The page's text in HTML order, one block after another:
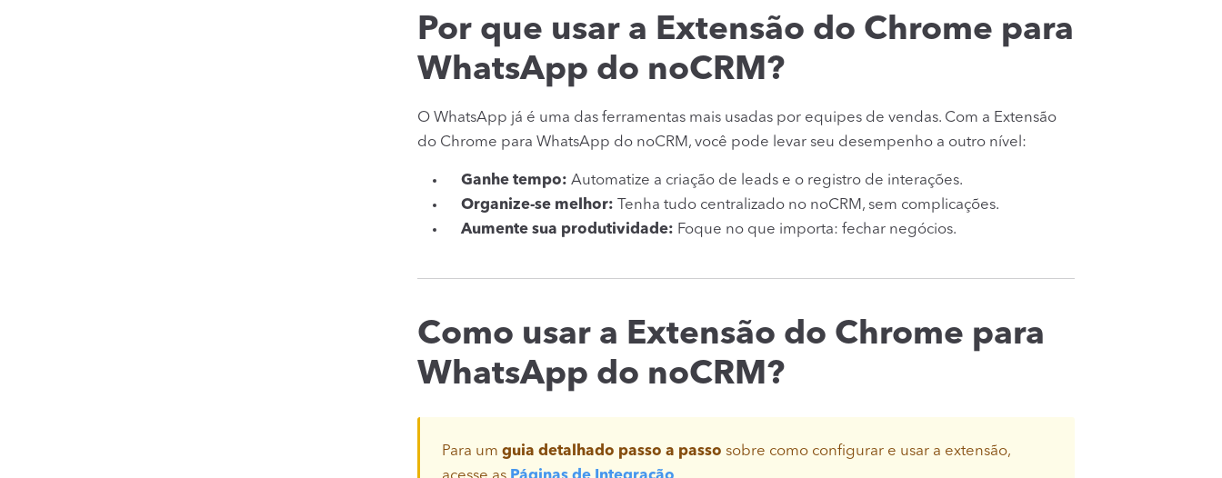
Por que usar a Extensão do Chrome para
WhatsApp do noCRM?
O WhatsApp já é uma das ferramentas mais usadas por equipes de vendas. Com a Extensão
do Chrome para WhatsApp do noCRM, você pode levar seu desempenho a outro nível:
Ganhe tempo: Automatize a criação de leads e o registro de interações.
Organize-se melhor: Tenha tudo centralizado no noCRM, sem complicações.
Aumente sua produtividade: Foque no que importa: fechar negócios.
Como usar a Extensão do Chrome para
WhatsApp do noCRM?
Para um guia detalhado passo a passo sobre como configurar e usar a extensão,